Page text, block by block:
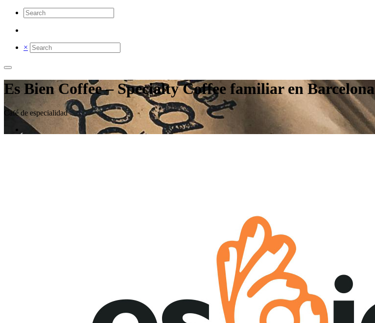
×
Es Bien Coffee – Specialty Coffee familiar en Barcelona
Café de especialidad